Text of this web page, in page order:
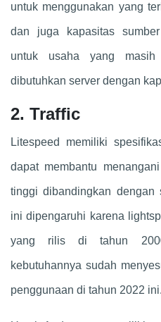
untuk menggunakan yang
dan juga kapasitas
untuk usaha yang
dibutuhkan server dengan
2. Traffic
Litespeed memiliki
dapat membantu
tinggi dibandingkan dengan
ini dipengaruhi karena
yang rilis di tahun
kebutuhannya sudah
penggunaan di tahun 2022 ini.